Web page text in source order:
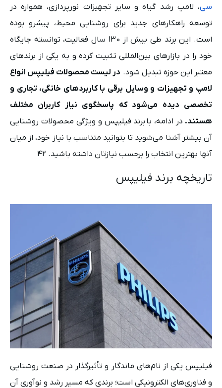
سی، لامپ رشد گیاه و سایر تجهیزات نورپردازی، همواره در
توسعه راهکارهای جدید برای روشنایی محیط، پیشرو بوده
است. این برند طی بیش از 130 سال فعالیت، توانسته جایگاه
خود را در بازارهای بین‌المللی تثبیت کرده و به یکی از برندهای
معتبر این حوزه تبدیل شود. در لیست محصولات فیلیپس انواع
لامپ و تجهیزات و وسایل برقی با کاربردهای خانگی، تجاری و
تخصصی دیده می‌شود که پاسخگوی نیاز کاربران مختلف
هستند. در ادامه، با برند فیلیپس و ویژگی محصولات روشنایی
آن بیشتر آشنا می‌شوید تا بتوانید متناسب با نیاز خود، از میان
آنها بهترین انتخاب را برحسب نیازتان داشته باشید. ۴۲
تاریخچه برند فیلیپس
فیلیپس یکی از نام‌های ماندگار و تأثیرگذار در صنعت روشنایی
و فناوری‌های الکترونیکی است؛ برندی که مسیر رشد و نوآوری آن